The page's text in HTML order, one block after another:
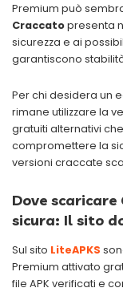
Premium può
Craccatopresenta
sicurezza e ai
garantiscono
Per chi desidera un
rimane utilizzare la
gratuiti alternativi
compromettere la
versioni craccate
Dove
sicura: Il sito
Sul sito LiteAPKS
Premium attivato
file APK verificati e